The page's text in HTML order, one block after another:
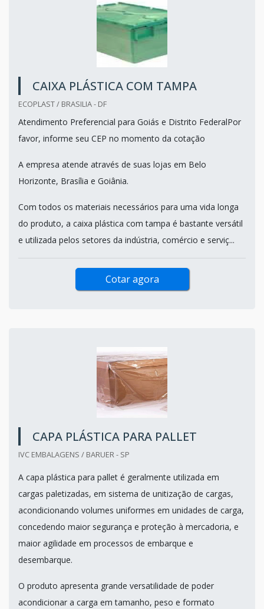
CAIXA PLÁSTICA COM TAMPA
ECOPLAST / BRASILIA - DF
Atendimento Preferencial para Goiás e Distrito FederalPor
favor, informe seu CEP no momento da cotação
A empresa atende através de suas lojas em Belo
Horizonte, Brasília e Goiânia.
Com todos os materiais necessários para uma vida longa
do produto, a caixa plástica com tampa é bastante versátil
e utilizada pelos setores da indústria, comércio e serviç...
Cotar agora
CAPA PLÁSTICA PARA PALLET
IVC EMBALAGENS / BARUER - SP
A capa plástica para pallet é geralmente utilizada em
cargas paletizadas, em sistema de unitização de cargas,
acondicionando volumes uniformes em unidades de carga,
concedendo maior segurança e proteção à mercadoria, e
maior agilidade em processos de embarque e
desembarque.
O produto apresenta grande versatilidade de poder
acondicionar a carga em tamanho, peso e formato